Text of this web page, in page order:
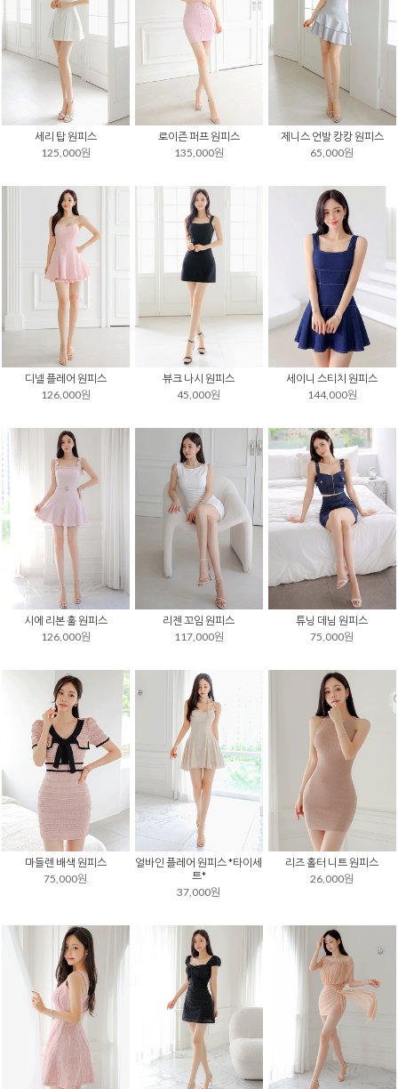
세리 탑 원피스
125,000원
로이즌 퍼프 원피스
135,000원
제니스 언발 캉캉 원피스
65,000원
디넬 플레어 원피스
126,000원
뷰크 나시 원피스
45,000원
세이니 스티치 원피스
144,000원
시에 리본 훌 원피스
126,000원
리젠 꼬임 원피스
117,000원
튜닝 데님 원피스
75,000원
마들렌 배색 원피스
75,000원
얼바인 플레어 원피스 *타이세
트*
37,000원
리즈 홀터 니트 원피스
26,000원